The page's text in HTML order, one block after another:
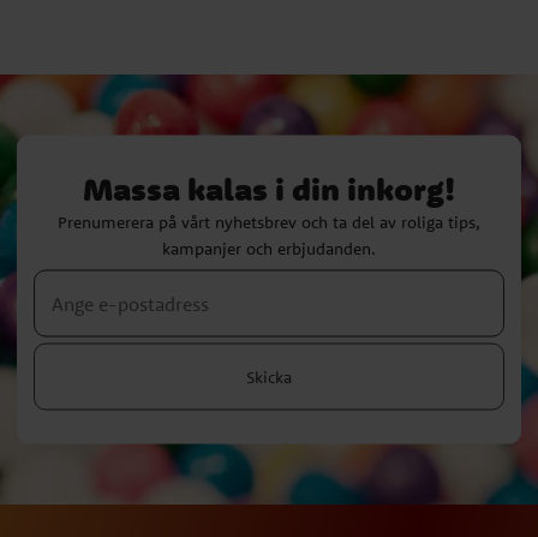
Massa kalas i din inkorg!
Prenumerera på vårt nyhetsbrev och ta del av roliga tips,
kampanjer och erbjudanden.
Skicka